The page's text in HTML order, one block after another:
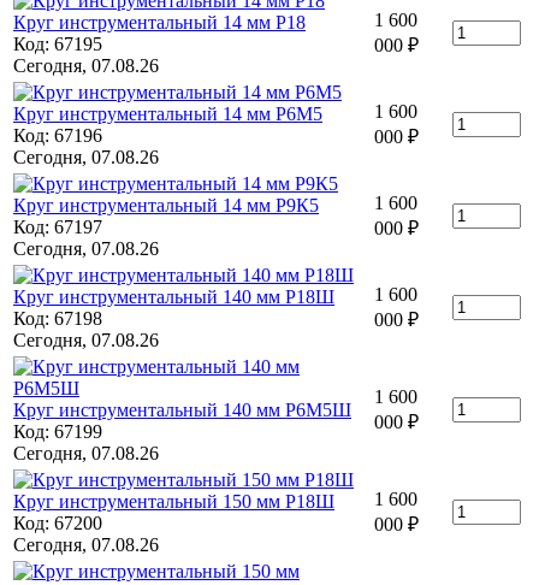
Круг инструментальный 14 мм Р18
Код: 67195
Сегодня, 07.08.26
1 600
000 ₽
Круг инструментальный 14 мм Р6М5
Код: 67196
Сегодня, 07.08.26
1 600
000 ₽
Круг инструментальный 14 мм Р9К5
Код: 67197
Сегодня, 07.08.26
1 600
000 ₽
Круг инструментальный 140 мм Р18Ш
Код: 67198
Сегодня, 07.08.26
1 600
000 ₽
Круг инструментальный 140 мм Р6М5Ш
Код: 67199
Сегодня, 07.08.26
1 600
000 ₽
Круг инструментальный 150 мм Р18Ш
Код: 67200
Сегодня, 07.08.26
1 600
000 ₽